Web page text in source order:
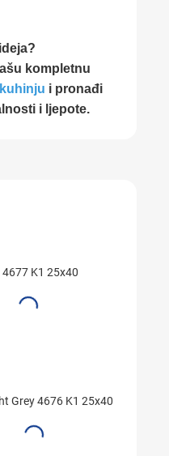
kompletnu
i pronađi
i ljepote.
K1 25x40
Grey 4676 K1 25x40